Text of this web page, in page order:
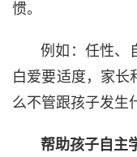
惯。
例如：任性、
白爱要适度，家长
么不管跟孩子发生
帮助孩子自主